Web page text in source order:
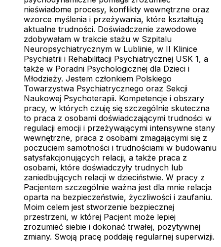
nieświadome procesy, konflikty wewnętrzne oraz
wzorce myślenia i przeżywania, które kształtują
aktualne trudności. Doświadczenie zawodowe
zdobywałam w trakcie stażu w Szpitalu
Neuropsychiatrycznym w Lublinie, w II Klinice
Psychiatrii i Rehabilitacji Psychiatrycznej USK 1, a
także w Poradni Psychologicznej dla Dzieci i
Młodzieży. Jestem członkiem Polskiego
Towarzystwa Psychiatrycznego oraz Sekcji
Naukowej Psychoterapii. Kompetencje i obszary
pracy, w których czuję się szczególnie skuteczna
to praca z osobami doświadczającymi trudności w
regulacji emocji i przeżywającymi intensywne stany
wewnętrzne, praca z osobami zmagającymi się z
poczuciem samotności i trudnościami w budowaniu
satysfakcjonujących relacji, a także praca z
osobami, które doświadczyły trudnych lub
zaniedbujących relacji w dzieciństwie. W pracy z
Pacjentem szczególnie ważna jest dla mnie relacja
oparta na bezpieczeństwie, życzliwości i zaufaniu.
Moim celem jest stworzenie bezpiecznej
przestrzeni, w której Pacjent może lepiej
zrozumieć siebie i dokonać trwałej, pozytywnej
zmiany. Swoją pracę poddaję regularnej superwizji.